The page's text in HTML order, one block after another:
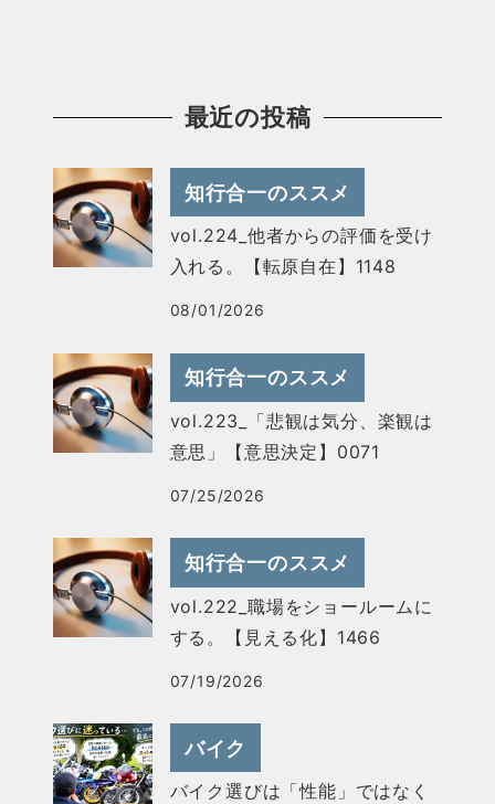
最近の投稿
知行合一のススメ
vol.224_他者からの評価を受け
入れる。【転原自在】1148
08/01/2026
知行合一のススメ
vol.223_「悲観は気分、楽観は
意思」【意思決定】0071
07/25/2026
知行合一のススメ
vol.222_職場をショールームに
する。【見える化】1466
07/19/2026
バイク
バイク選びは「性能」ではなく